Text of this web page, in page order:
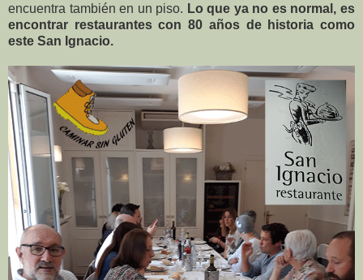
encuentra también en un piso. Lo que ya no es normal, es
encontrar restaurantes con 80 años de historia como
este San Ignacio.